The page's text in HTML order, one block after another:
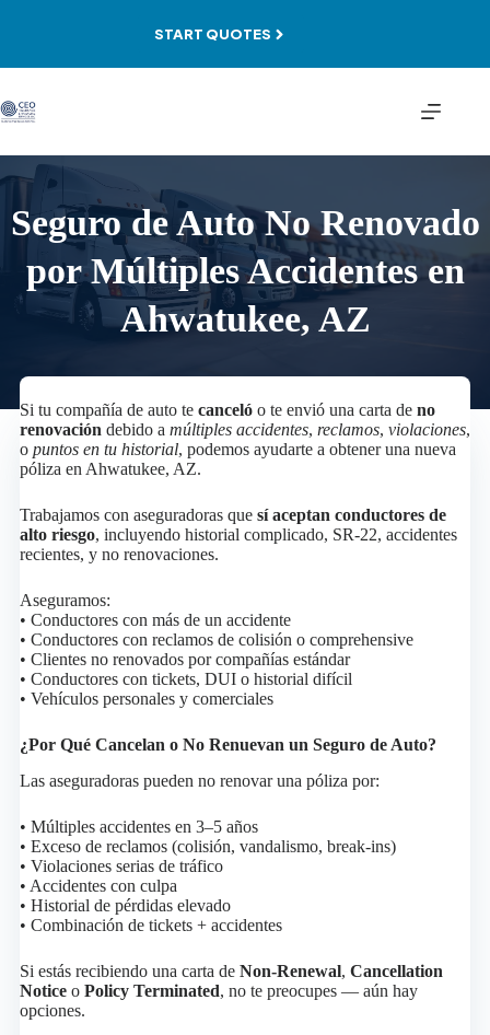
START QUOTES
Seguro de Auto No Renovado
por Múltiples Accidentes en
Ahwatukee, AZ
Si tu compañía de auto te cancelóo te envió una carta de no
renovación debido a múltiples accidentes, reclamos, violaciones,
o puntos en tu historial, podemos ayudarte a obtener una nueva
póliza en Ahwatukee, AZ.
Trabajamos con aseguradoras que sí aceptan conductores de
alto riesgo, incluyendo historial complicado, SR-22, accidentes
recientes, y no renovaciones.
Aseguramos:
• Conductores con más de un accidente
• Conductores con reclamos de colisión o comprehensive
• Clientes no renovados por compañías estándar
• Conductores con tickets, DUI o historial difícil
• Vehículos personales y comerciales
¿Por Qué Cancelan o No Renuevan un Seguro de Auto?
Las aseguradoras pueden no renovar una póliza por:
• Múltiples accidentes en 3–5 años
• Exceso de reclamos (colisión, vandalismo, break-ins)
• Violaciones serias de tráfico
• Accidentes con culpa
• Historial de pérdidas elevado
• Combinación de tickets + accidentes
Si estás recibiendo una carta de Non-Renewal, Cancellation
Noticeo Policy Terminated, no te preocupes — aún hay
opciones.